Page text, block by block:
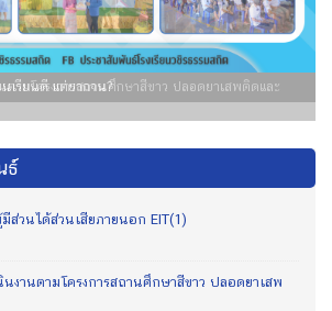
เรียนดี แต่ยากจน?
ธ์
ส่วนได้ส่วนเสียภายนอก EIT(1)
นงานตามโครงการสถานศึกษาสีขาว ปลอดยาเสพ